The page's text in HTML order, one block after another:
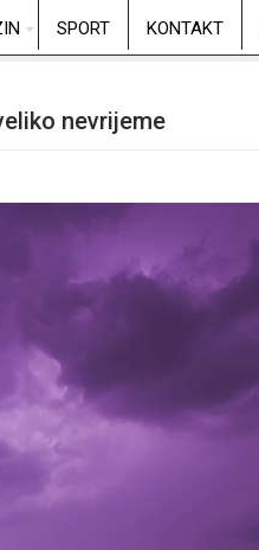
SPORT KONTAKT
nevrijeme